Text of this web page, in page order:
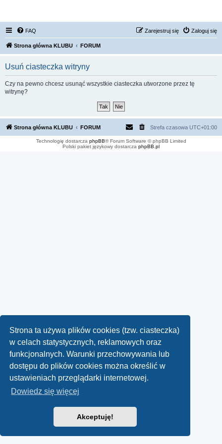
Strona ta używa plików cookies (tzw. ciasteczka)
w celach statystycznych, reklamowych oraz
funkcjonalnych. Warunki przechowywania lub
dostępu do plików cookies można określić w
ustawieniach przeglądarki internetowej.
Dowiedz się więcej
Akceptuję!
FAQ Zaloguj się
Zarejestruj się
Strona główna KLUBU FORUM
Usuń ciasteczka witryny
Czy na pewno chcesz usunąć wszystkie ciasteczka utworzone przez tę
witrynę?
Strona główna KLUBU FORUM Strefa czasowa UTC+01:00
Technologię dostarcza phpBB® Forum Software © phpBB Limited
Polski pakiet językowy dostarcza phpBB.pl